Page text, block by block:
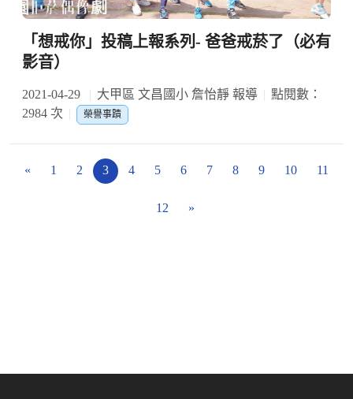
「想戒你」投稿上報系列- 爸爸戒菸了（必有
影音）
2021-04-29 大甲區 文昌國小 詹怡靜 報導
點閱數：
2984 次
榮譽事蹟
« 1 2 3 4 5 6 7 8 9 10 11
12 »